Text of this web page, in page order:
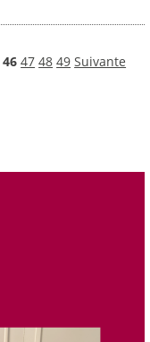
46 47 48 49 Suivante